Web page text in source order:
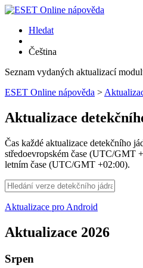
Hledat
Čeština
Seznam vydaných aktualizací
ESET Online nápověda >
Aktualizace
Čas každé aktualizace detekčního
středoevropském čase (UTC/GMT
letním čase (UTC/GMT +02:00).
Aktualizace pro Android
Aktualizace 2026
Srpen